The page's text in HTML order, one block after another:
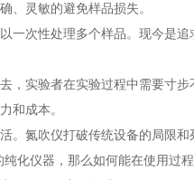
、灵敏的避免样品损失。
一次性处理多个样品。现今是
，实验者在实验过程中需要寸
和成本。
。氮吹仪打破传统设备的局限
化仪器，那么如何能在使用过